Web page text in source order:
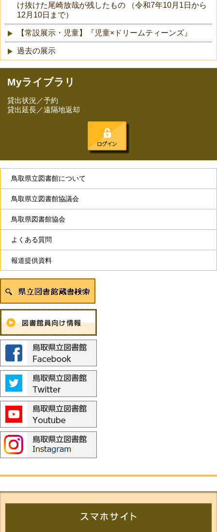
け抜けた尾崎放哉が残したもの （令和7年10月1日から
12月10日まで）
【常設展示・児童】『児童×ドリームティーンズ』
過去の展示
Myライブラリ
貸出状況／予約
貸出延長／遠隔地返却
鳥取県立図書館について
鳥取県立図書館協議会
鳥取県図書館協会
よくある質問
報道提供資料